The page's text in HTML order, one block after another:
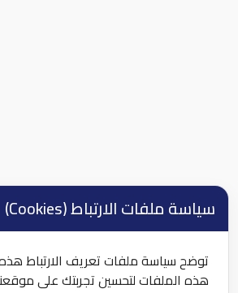
سياسة ملفات الارتباط (Cookies)
توضح سياسة ملفات تعريف الارتباط
هذه الملفات لتحسين تجربتك على